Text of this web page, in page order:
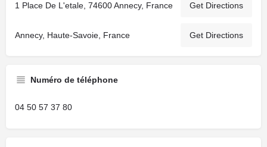
1 Place De L'etale, 74600 Annecy, France Get Directions
Annecy, Haute-Savoie, France Get Directions
Numéro de téléphone
04 50 57 37 80